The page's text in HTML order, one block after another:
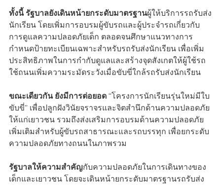
ทั้งนี้ รัฐบาลยังเดินหน้ายกระดับมาตรฐานผู้ให้บริการรถรับส่ง
นักเรียน โดยเพิ่มการอบรมผู้ขับรถและผู้ประจำรถเกี่ยวกับ
การดูแลความปลอดภัยเด็ก ตลอดจนศึกษาแนวทางการ
กำหนดป้ายทะเบียนเฉพาะสำหรับรถรับส่งนักเรียน เพื่อเพิ่ม
ประสิทธิภาพในการกำกับดูแลและสร้างจุดสังเกตให้ผู้ใช้รถ
ใช้ถนนเพิ่มความระมัดระวังเมื่อขับขี่ใกล้รถรับส่งนักเรียน
ขณะเดียวกัน ยังมีการต่อยอด “โครงการนักเรียนรุ่นใหม่มีใบ
ขับขี่” เพื่อปลูกฝังวินัยจราจรและจิตสำนึกด้านความปลอดภัย
ให้แก่เยาวชน รวมถึงส่งเสริมการอบรมด้านความปลอดภัย
เพิ่มเติมสำหรับผู้ขับรถสาธารณะและรถบรรทุก เพื่อยกระดับ
ความปลอดภัยทางถนนในภาพรวม
รัฐบาลให้ความสำคัญกับความปลอดภัยในการเดินทางของ
เด็กและเยาวชน โดยจะเดินหน้ายกระดับมาตรฐานรถรับส่ง